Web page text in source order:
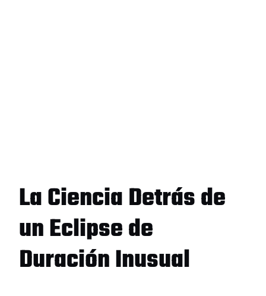
La Ciencia Detrás de
un Eclipse de
Duración Inusual